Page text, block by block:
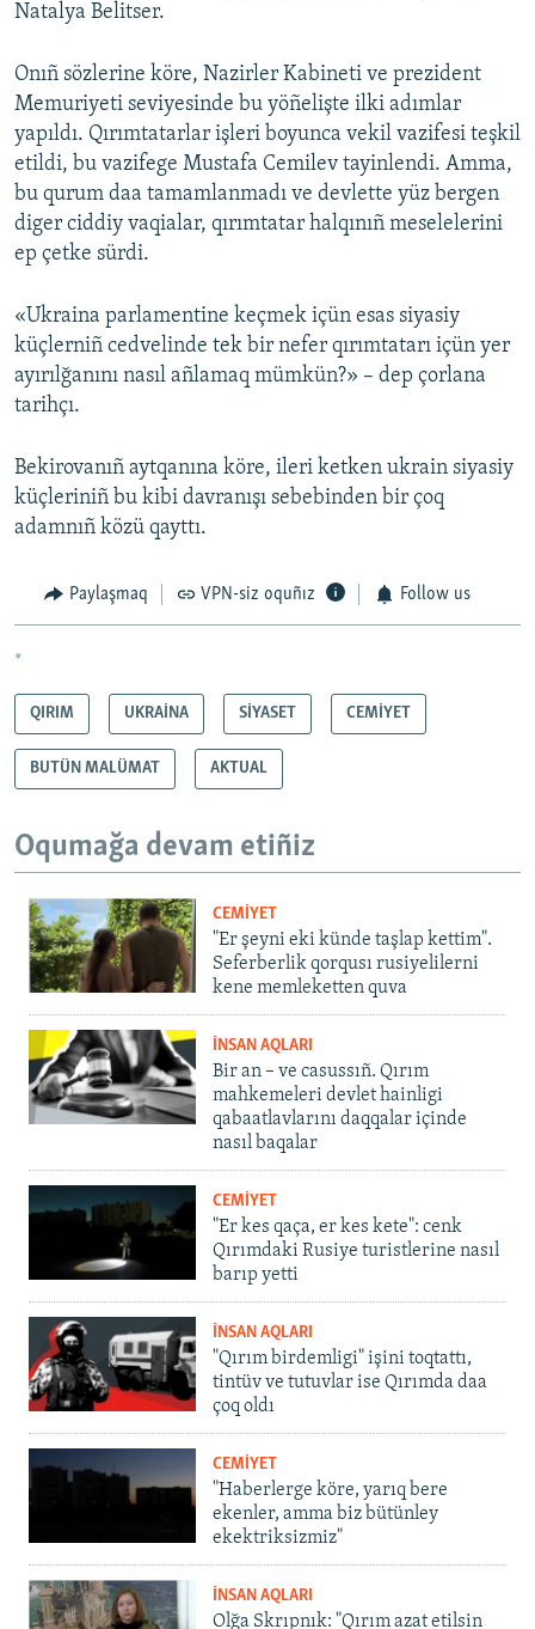
Natalya Belitser.
Onıñ sözlerine köre, Nazirler Kabineti ve prezident
Memuriyeti seviyesinde bu yöñelişte ilki adımlar
yapıldı. Qırımtatarlar işleri boyunca vekil vazifesi teşkil
etildi, bu vazifege Mustafa Cemilev tayinlendi. Amma,
bu qurum daa tamamlanmadı ve devlette yüz bergen
diger ciddiy vaqialar, qırımtatar halqınıñ meselelerini
ep çetke sürdi.
«Ukraina parlamentine keçmek içün esas siyasiy
küçlerniñ cedvelinde tek bir nefer qırımtatarı içün yer
ayırılğanını nasıl añlamaq mümkün?» – dep çorlana
tarihçı.
Bekirovanıñ aytqanına köre, ileri ketken ukrain siyasiy
küçleriniñ bu kibi davranışı sebebinden bir çoq
adamnıñ közü qayttı.
Paylaşmaq VPN-siz oquñız Follow us
*
QIRIM UKRAİNA SİYASET CEMİYET
BUTÜN MALÜMAT AKTUAL
Oqumağa devam etiñiz
CEMİYET
"Er şeyni eki künde taşlap kettim".
Seferberlik qorqusı rusiyelilerni
kene memleketten quva
İNSAN AQLARI
Bir an – ve casussıñ. Qırım
mahkemeleri devlet hainligi
qabaatlavlarını daqqalar içinde
nasıl baqalar
CEMİYET
"Er kes qaça, er kes kete": cenk
Qırımdaki Rusiye turistlerine nasıl
barıp yetti
İNSAN AQLARI
"Qırım birdemligi" işini toqtattı,
tintüv ve tutuvlar ise Qırımda daa
çoq oldı
CEMİYET
"Haberlerge köre, yarıq bere
ekenler, amma biz bütünley
ekektriksizmiz"
İNSAN AQLARI
Olğa Skrıpnık: "Qırım azat etilsin